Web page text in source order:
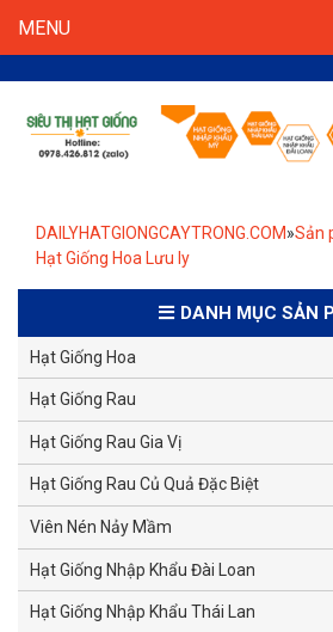
MENU
DAILYHATGIONGCAYTRONG.COM»Sản
Hạt Giống Hoa Lưu ly
DANH MỤC SẢN
Hạt Giống Hoa
Hạt Giống Rau
Hạt Giống Rau Gia Vị
Hạt Giống Rau Củ Quả Đặc Biệt
Viên Nén Nảy Mầm
Hạt Giống Nhập Khẩu Đài Loan
Hạt Giống Nhập Khẩu Thái Lan